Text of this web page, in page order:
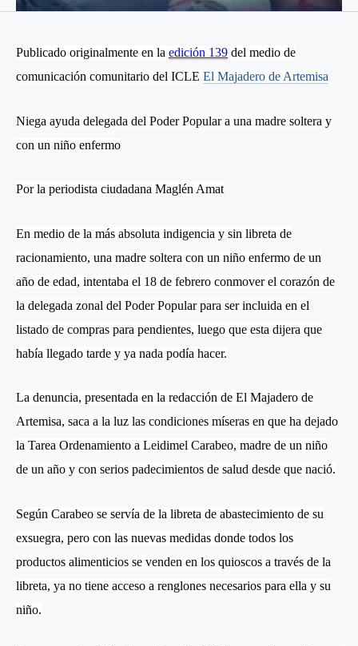
Publicado originalmente en la edición 139 del medio de
comunicación comunitario del ICLE El Majadero de Artemisa
Niega ayuda delegada del Poder Popular a una madre soltera y
con un niño enfermo
Por la periodista ciudadana Maglén Amat
En medio de la más absoluta indigencia y sin libreta de
racionamiento, una madre soltera con un niño enfermo de un
año de edad, intentaba el 18 de febrero conmover el corazón de
la delegada zonal del Poder Popular para ser incluida en el
listado de compras para pendientes, luego que esta dijera que
había llegado tarde y ya nada podía hacer.
La denuncia, presentada en la redacción de El Majadero de
Artemisa, saca a la luz las condiciones míseras en que ha dejado
la Tarea Ordenamiento a Leidimel Carabeo, madre de un niño
de un año y con serios padecimientos de salud desde que nació.
Según Carabeo se servía de la libreta de abastecimiento de su
exsuegra, pero con las nuevas medidas donde todos los
productos alimenticios se venden en los quioscos a través de la
libreta, ya no tiene acceso a renglones necesarios para ella y su
niño.